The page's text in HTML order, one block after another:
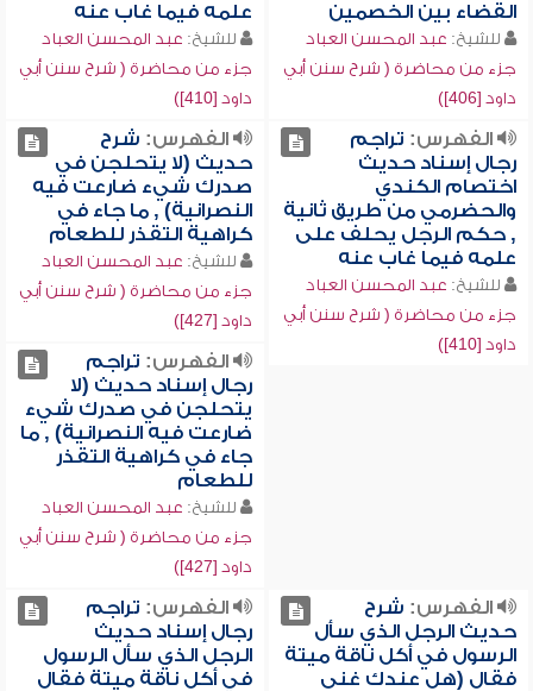
القضاء بين الخصمين
للشيخ: عبد المحسن العباد
جزء من محاضرة ( شرح سنن أبي
داود [406])
علمه فيما غاب عنه
للشيخ: عبد المحسن العباد
جزء من محاضرة ( شرح سنن أبي
داود [410])
الفهرس: تراجم
رجال إسناد حديث
اختصام الكندي
والحضرمي من طريق ثانية
, حكم الرجل يحلف على
علمه فيما غاب عنه
للشيخ: عبد المحسن العباد
جزء من محاضرة ( شرح سنن أبي
داود [410])
الفهرس: شرح
حديث (لا يتحلجن في
صدرك شيء ضارعت فيه
النصرانية) , ما جاء في
كراهية التقذر للطعام
للشيخ: عبد المحسن العباد
جزء من محاضرة ( شرح سنن أبي
داود [427])
الفهرس: تراجم
رجال إسناد حديث (لا
يتحلجن في صدرك شيء
ضارعت فيه النصرانية) , ما
جاء في كراهية التقذر
للطعام
للشيخ: عبد المحسن العباد
جزء من محاضرة ( شرح سنن أبي
داود [427])
الفهرس: شرح
حديث الرجل الذي سأل
الرسول في أكل ناقة ميتة
فقال (هل عندك غنى
الفهرس: تراجم
رجال إسناد حديث
الرجل الذي سأل الرسول
في أكل ناقة ميتة فقال